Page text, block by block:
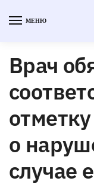
МЕНЮ
Врач
о
случае